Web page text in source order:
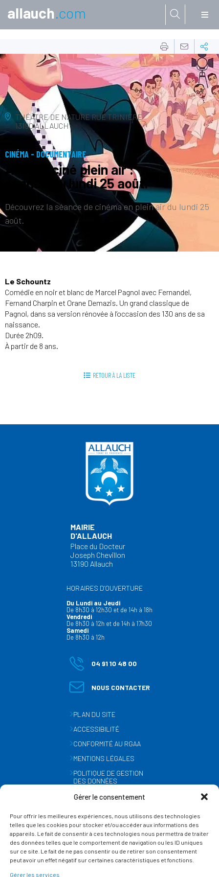
Gérer le consentement
Pour offrir les meilleures expériences, nous utilisons des technologies
telles que les cookies pour stocker et/ou accéder aux informations des
appareils. Le fait de consentir à ces technologies nous permettra de traiter
des données telles que le comportement de navigation ou les ID uniques
sur ce site. Le fait de ne pas consentir ou de retirer son consentement
peut avoir un effet négatif sur certaines caractéristiques et fonctions.
Gérer les services
allauch.com
AOÛT
THÉÂTRE DE NATURERUE TRINIÈRE
13190 ALLAUCH
CINÉMA - DOCUMENTAIRE
Allauch ciné plein air :
séance du lundi 25 août.
Découvrez la séance de cinéma en plein air du lundi 25
août.
Le Schountz
Comédie en noir et blanc de Marcel Pagnol avec Fernandel,
Fernand Charpin et Orane Demazis. Un grand classique de
Pagnol, dans sa version rénovée à l’occasion des 130 ans de sa
naissance.
Durée 2h09.
À partir de 8 ans.
RETOUR À LA LISTE
MAIRIE
D'ALLAUCH
Place du Docteur
Joseph Chevillon
13190 Allauch
HORAIRES D’OUVERTURE
Du Lundi au Jeudi
De 8h30 à 12h30 et de 14h à 18h
Vendredi
De 8h30 à 12h et de 14h à 17h30
Samedi
De 8h30 à 12h
04 91 10 48 00
NOUS CONTACTER
PLAN DU SITE
ACCESSIBILITÉ
CONFORMITÉ AU RGAA
MENTIONS LÉGALES
POLITIQUE DE GESTION
DES DONNÉES
GESTION DES COOKIES
SUIVEZ-NOUS
SUR LES RÉSEAUX